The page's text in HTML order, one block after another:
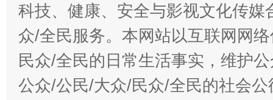
科技、健康、安全与影视文化传
众/全民服务。本网站以互联网网
民众/全民的日常生活事实，维护
公众/公民/大众/民众/全民的社会公